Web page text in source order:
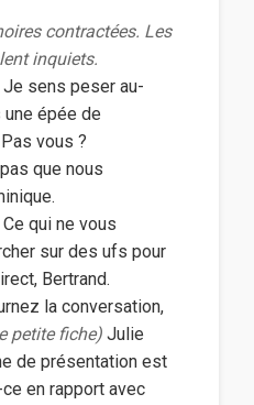
contractées. Les
inquiets.
Je sens peser au-
épée de
vous ?
que nous
Ce qui ne vous
sur des ufs pour
Bertrand.
la conversation,
petite fiche) Julie
de présentation est
en rapport avec